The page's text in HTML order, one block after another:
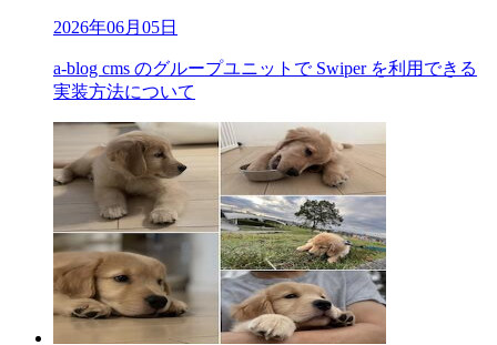
2026年06月05日
a-blog cms のグループユニットで Swiper を利用できる
実装方法について